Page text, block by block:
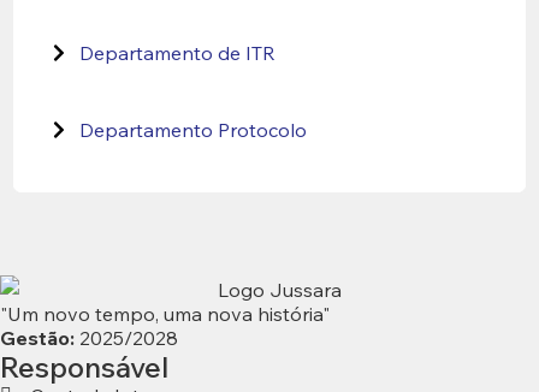
Departamento de ITR
Departamento Protocolo
"Um novo tempo, uma nova história"
Gestão: 2025/2028
Responsável